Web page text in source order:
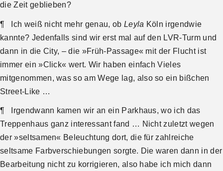
die Zeit geblieben?
¶ Ich weiß nicht mehr genau, ob Leyla Köln irgendwie
kannte? Jedenfalls sind wir erst mal auf den LVR-Turm und
dann in die City, – die »Früh-Passage« mit der Flucht ist
immer ein »Click« wert. Wir haben einfach Vieles
mitgenommen, was so am Wege lag, also so ein bißchen
Street-Like …
¶ Irgendwann kamen wir an ein Parkhaus, wo ich das
Treppenhaus ganz interessant fand … Nicht zuletzt wegen
der »seltsamen« Beleuchtung dort, die für zahlreiche
seltsame Farbverschiebungen sorgte. Die waren dann in der
Bearbeitung nicht zu korrigieren, also habe ich mich dann